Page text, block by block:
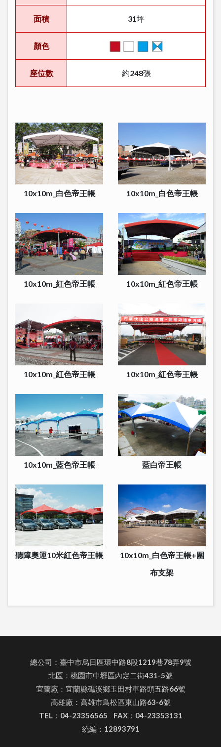
面積 31坪
顏色
座位數 約248張
10x10m_白色帝王帳 10x10m_白色帝王帳
10x10m_紅色帝王帳 10x10m_紅色帝王帳
10x10m_紅色帝王帳 10x10m_紅色帝王帳
10x10m_藍色帝王帳 藍白帝王帳
聽障奧運10米紅色帝王帳
10x10m_白色帝王帳+圍
布支架
總公司：臺中市烏日區環中路8段1219巷78弄9號
北區：桃園市中壢區內定二街431-5號
宜蘭廠：宜蘭縣礁溪鄉玉田村車路頭五路66號
高雄廠：高雄市鳥松區東山路63-6號
TEL：04-23356565 FAX：04-23353131
統編：12893791